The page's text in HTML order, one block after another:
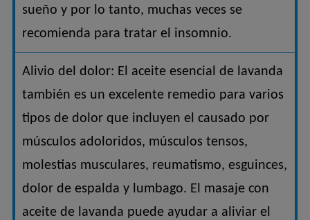
sueño y por lo tanto, muchas veces se
recomienda para tratar el insomnio.
Alivio del dolor: El aceite esencial de lavanda
también es un excelente remedio para varios
tipos de dolor que incluyen el causado por
músculos adoloridos, músculos tensos,
molestias musculares, reumatismo, esguinces,
dolor de espalda y lumbago. El masaje con
aceite de lavanda puede ayudar a aliviar el